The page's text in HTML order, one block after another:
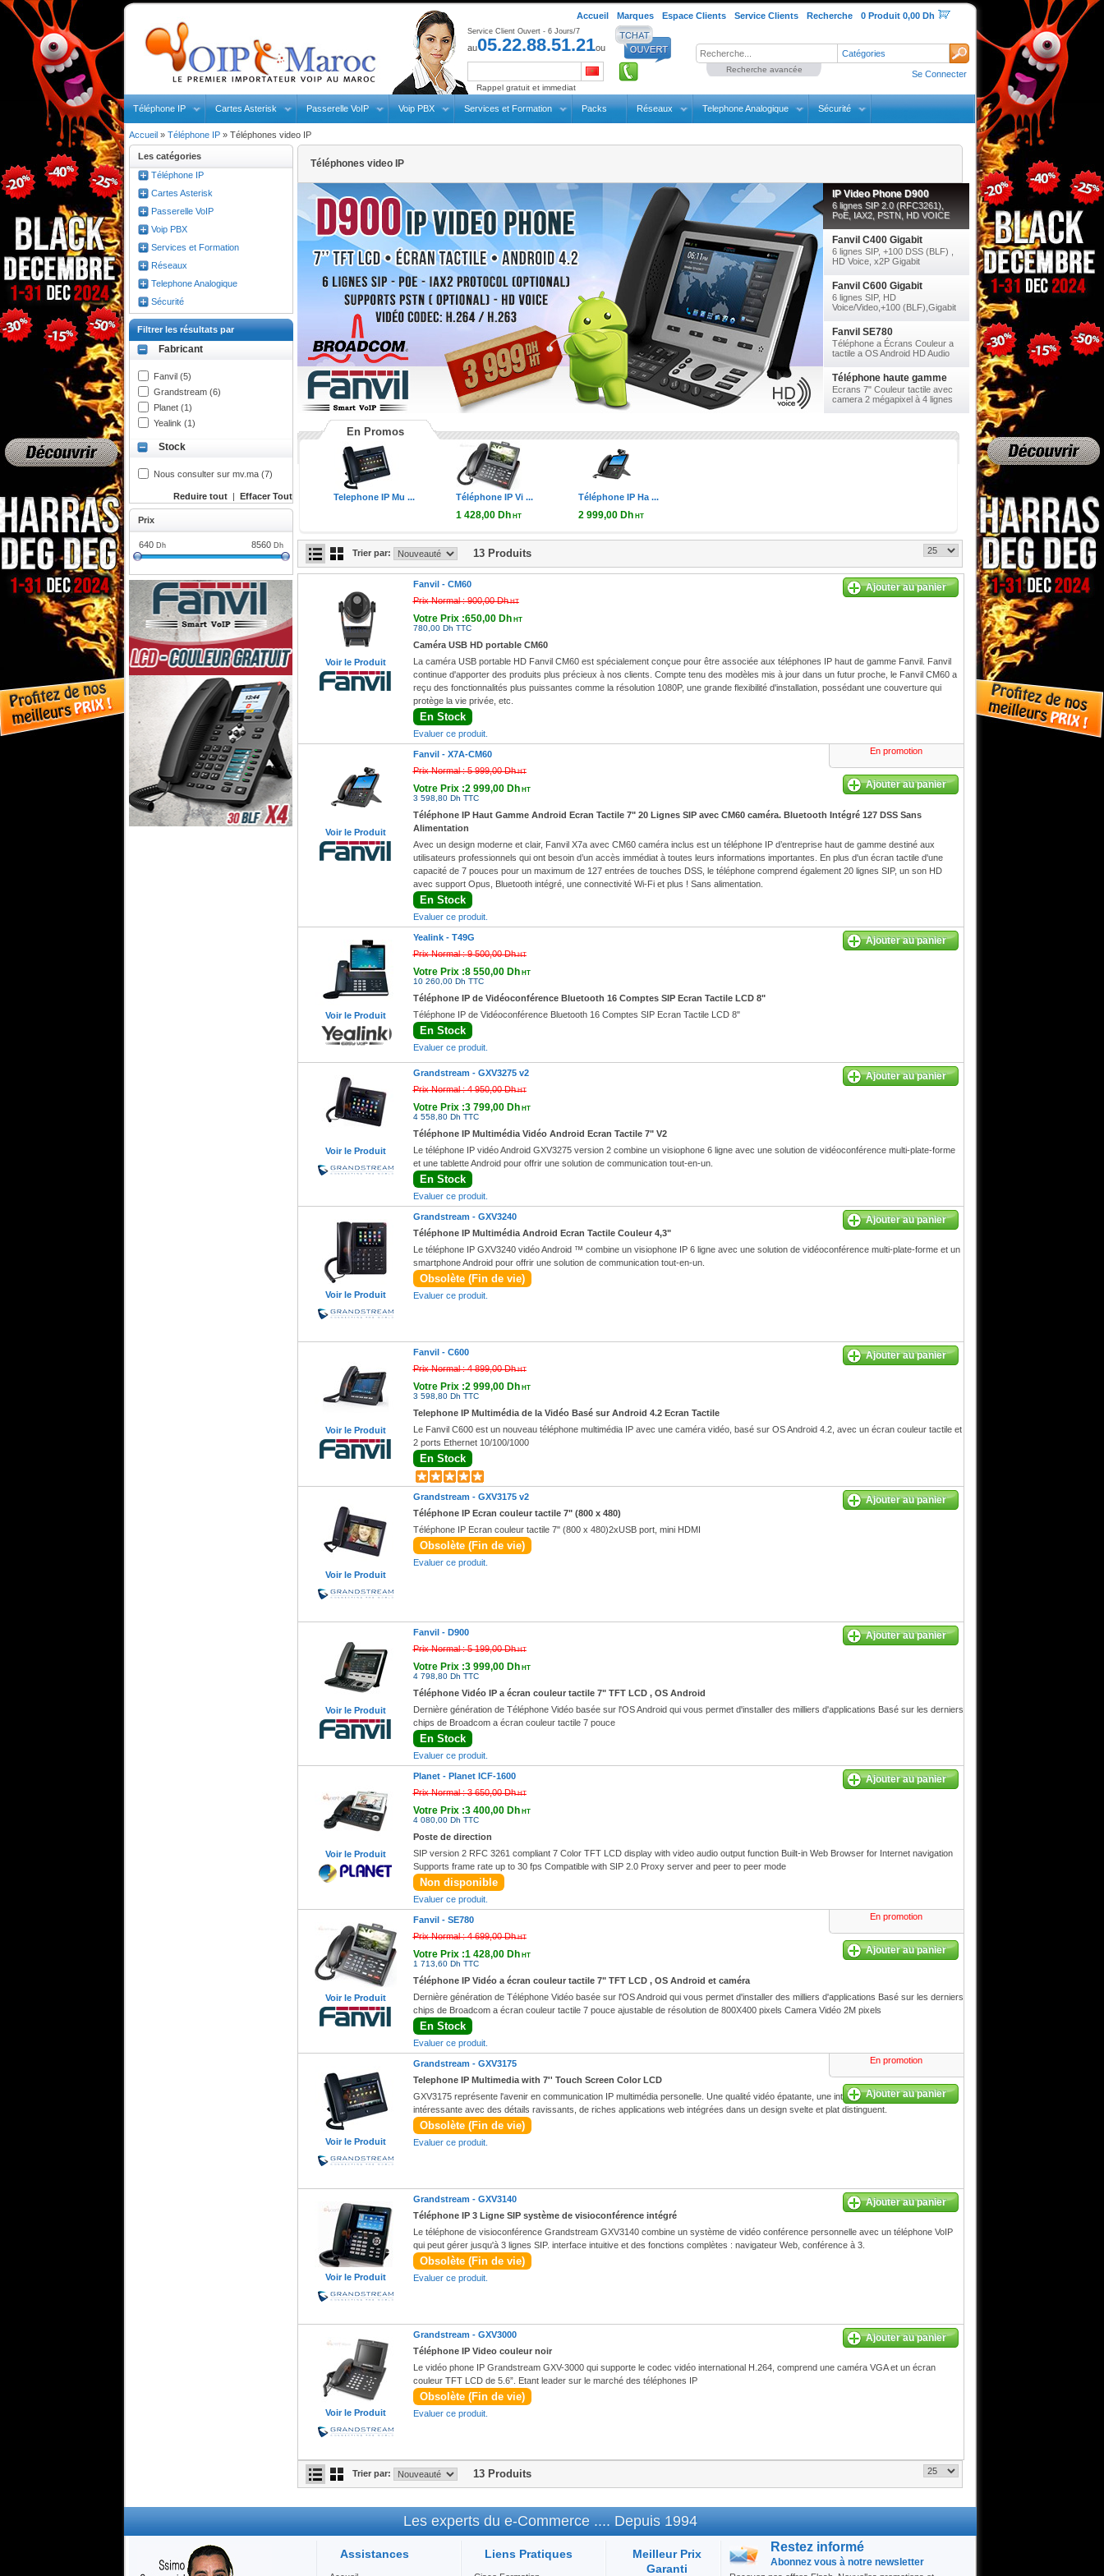
Accueil Marques Espace Clients Service Clients Recherche 0 Produit 0,00 Dh
Catégories
Recherche avancée
Service Client Ouvert - 6 Jours/7
au05.22.88.51.21ou
Rappel gratuit et immediat
Se Connecter
Téléphone IP Cartes Asterisk Passerelle VoIP Voip PBX Services et Formation Packs Réseaux Telephone Analogique Sécurité
Accueil» Téléphone IP» Téléphones video IP
Les catégories
Téléphone IP
Cartes Asterisk
Passerelle VoIP
Voip PBX
Services et Formation
Réseaux
Telephone Analogique
Sécurité
Filtrer les résultats par
Fabricant
Fanvil (5)
Grandstream (6)
Planet (1)
Yealink (1)
Stock
Nous consulter sur mv.ma (7)
Reduire tout| Effacer Tout
Prix
640Dh 8560Dh
Téléphones video IP
IP Video Phone D900
Fanvil Maroc Fanvil IP Phone Fanvil D900
IP Video Phone D900
6 lignes SIP 2.0 (RFC3261),
PoE, IAX2, PSTN, HD VOICE
Fanvil C400 Gigabit
6 lignes SIP, +100 DSS (BLF) ,
HD Voice, x2P Gigabit
Fanvil C600 Gigabit
6 lignes SIP, HD
Voice/Video,+100 (BLF),Gigabit
Fanvil SE780
Téléphone a Écrans Couleur a
tactile a OS Android HD Audio
Téléphone haute gamme
Ecrans 7" Couleur tactile avec
camera 2 mégapixel à 4 lignes
En Promos
Telephone IP Mu ... Téléphone IP Vi ...
1 428,00 DhHT
Téléphone IP Ha ...
2 999,00 DhHT
Trier par: 13 Produits
Voir le Produit
Fanvil - CM60
Prix Normal :900,00 DhHT
Votre Prix :650,00 DhHT
780,00 Dh TTC
Ajouter au panier
Caméra USB HD portable CM60
La caméra USB portable HD Fanvil CM60 est spécialement conçue pour être associée aux téléphones IP haut de gamme Fanvil. Fanvil
continue d'apporter des produits plus précieux à nos clients. Compte tenu des modèles mis à jour dans un futur proche, le Fanvil CM60 a
reçu des fonctionnalités plus puissantes comme la résolution 1080P, une grande flexibilité d'installation, possédant une couverture qui
protège la vie privée, etc.
En Stock
Evaluer ce produit.
Voir le Produit
Fanvil - X7A-CM60
Prix Normal :5 999,00 DhHT
Votre Prix :2 999,00 DhHT
3 598,80 Dh TTC
En promotion
Ajouter au panier
Téléphone IP Haut Gamme Android Ecran Tactile 7" 20 Lignes SIP avec CM60 caméra. Bluetooth Intégré 127 DSS Sans
Alimentation
Avec un design moderne et clair, Fanvil X7a avec CM60 caméra inclus est un téléphone IP d’entreprise haut de gamme destiné aux
utilisateurs professionnels qui ont besoin d’un accès immédiat à toutes leurs informations importantes. En plus d'un écran tactile d'une
capacité de 7 pouces pour un maximum de 127 entrées de touches DSS, le téléphone comprend également 20 lignes SIP, un son HD
avec support Opus, Bluetooth intégré, une connectivité Wi-Fi et plus ! Sans alimentation.
En Stock
Evaluer ce produit.
Voir le Produit
Yealink - T49G
Prix Normal :9 500,00 DhHT
Votre Prix :8 550,00 DhHT
10 260,00 Dh TTC
Ajouter au panier
Téléphone IP de Vidéoconférence Bluetooth 16 Comptes SIP Ecran Tactile LCD 8"
Téléphone IP de Vidéoconférence Bluetooth 16 Comptes SIP Ecran Tactile LCD 8"
En Stock
Evaluer ce produit.
Voir le Produit
Grandstream - GXV3275 v2
Prix Normal :4 950,00 DhHT
Votre Prix :3 799,00 DhHT
4 558,80 Dh TTC
Ajouter au panier
Téléphone IP Multimédia Vidéo Android Ecran Tactile 7" V2
Le téléphone IP vidéo Android GXV3275 version 2 combine un visiophone 6 ligne avec une solution de vidéoconférence multi-plate-forme
et une tablette Android pour offrir une solution de communication tout-en-un.
En Stock
Evaluer ce produit.
Voir le Produit
Grandstream - GXV3240 Ajouter au panier
Téléphone IP Multimédia Android Ecran Tactile Couleur 4,3"
Le téléphone IP GXV3240 vidéo Android ™ combine un visiophone IP 6 ligne avec une solution de vidéoconférence multi-plate-forme et un
smartphone Android pour offrir une solution de communication tout-en-un.
Obsolète (Fin de vie)
Evaluer ce produit.
Voir le Produit
Fanvil - C600
Prix Normal :4 899,00 DhHT
Votre Prix :2 999,00 DhHT
3 598,80 Dh TTC
Ajouter au panier
Telephone IP Multimédia de la Vidéo Basé sur Android 4.2 Ecran Tactile
Le Fanvil C600 est un nouveau téléphone multimédia IP avec une caméra vidéo, basé sur OS Android 4.2, avec un écran couleur tactile et
2 ports Ethernet 10/100/1000
En Stock
Voir le Produit
Grandstream - GXV3175 v2 Ajouter au panier
Téléphone IP Ecran couleur tactile 7" (800 x 480)
Téléphone IP Ecran couleur tactile 7" (800 x 480)2xUSB port, mini HDMI
Obsolète (Fin de vie)
Evaluer ce produit.
Voir le Produit
Fanvil - D900
Prix Normal :5 199,00 DhHT
Votre Prix :3 999,00 DhHT
4 798,80 Dh TTC
Ajouter au panier
Téléphone Vidéo IP a écran couleur tactile 7" TFT LCD , OS Android
Dernière génération de Téléphone Vidéo basée sur l'OS Android qui vous permet d'installer des milliers d'applications Basé sur les derniers
chips de Broadcom a écran couleur tactile 7 pouce
En Stock
Evaluer ce produit.
Voir le Produit
Planet - Planet ICF-1600
Prix Normal :3 650,00 DhHT
Votre Prix :3 400,00 DhHT
4 080,00 Dh TTC
Ajouter au panier
Poste de direction
SIP version 2 RFC 3261 compliant 7 Color TFT LCD display with video audio output function Built-in Web Browser for Internet navigation
Supports frame rate up to 30 fps Compatible with SIP 2.0 Proxy server and peer to peer mode
Non disponible
Evaluer ce produit.
Voir le Produit
Fanvil - SE780
Prix Normal :4 699,00 DhHT
Votre Prix :1 428,00 DhHT
1 713,60 Dh TTC
En promotion
Ajouter au panier
Téléphone IP Vidéo a écran couleur tactile 7" TFT LCD , OS Android et caméra
Dernière génération de Téléphone Vidéo basée sur l'OS Android qui vous permet d'installer des milliers d'applications Basé sur les derniers
chips de Broadcom a écran couleur tactile 7 pouce ajustable de résolution de 800X400 pixels Camera Vidéo 2M pixels
En Stock
Evaluer ce produit.
Voir le Produit
Grandstream - GXV3175 En promotion
Ajouter au panier
Telephone IP Multimedia with 7'' Touch Screen Color LCD
GXV3175 représente l'avenir en communication IP multimédia personelle. Une qualité vidéo épatante, une interface d'utilisateur
intéressante avec des détails ravissants, de riches applications web intégrées dans un design svelte et plat distinguent.
Obsolète (Fin de vie)
Evaluer ce produit.
Voir le Produit
Grandstream - GXV3140 Ajouter au panier
Téléphone IP 3 Ligne SIP système de visioconférence intégré
Le téléphone de visioconférence Grandstream GXV3140 combine un système de vidéo conférence personnelle avec un téléphone VoIP
qui peut gérer jusqu'à 3 lignes SIP. interface intuitive et des fonctions complètes : navigateur Web, conférence à 3.
Obsolète (Fin de vie)
Evaluer ce produit.
Voir le Produit
Grandstream - GXV3000 Ajouter au panier
Téléphone IP Video couleur noir
Le vidéo phone IP Grandstream GXV-3000 qui supporte le codec vidéo international H.264, comprend une caméra VGA et un écran
couleur TFT LCD de 5.6”. Etant leader sur le marché des téléphones IP
Obsolète (Fin de vie)
Evaluer ce produit.
Trier par: 13 Produits
Les experts du e-Commerce .... Depuis 1994
Assistances Liens Pratiques
Meilleur Prix
Garanti
Restez informé
Abonnez vous à notre newsletter